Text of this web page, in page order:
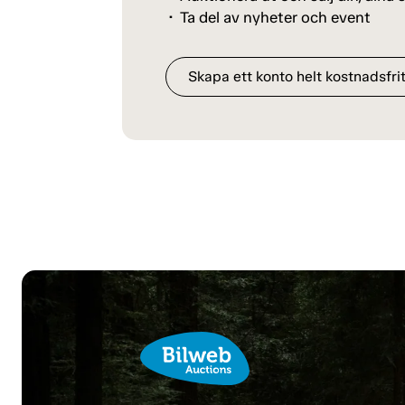
Ta del av nyheter och event
Skapa ett konto helt